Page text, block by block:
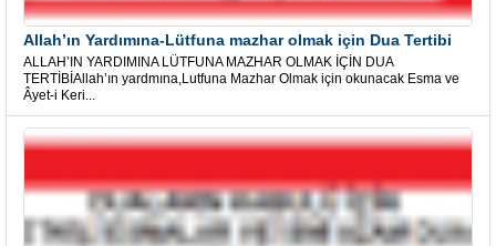
Allah’ın Yardımına-Lütfuna mazhar olmak için Dua Tertibi
ALLAH’IN YARDIMINA LÜTFUNA MAZHAR OLMAK İÇİN DUA
TERTİBİAllah’ın yardmına,Lutfuna Mazhar Olmak için okunacak Esma ve
Âyet-i Keri...